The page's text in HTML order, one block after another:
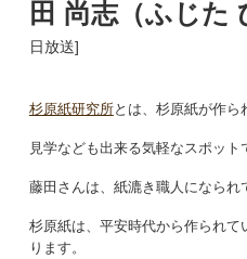
田 尚志（ふじた
日放送]
杉原紙研究所とは、杉原紙が作ら
見学なども出来る気軽なスポット
藤田さんは、紙漉き職人になられ
杉原紙は、平安時代から作られ
ります。